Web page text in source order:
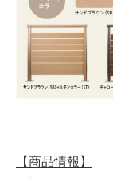
【商品情報】